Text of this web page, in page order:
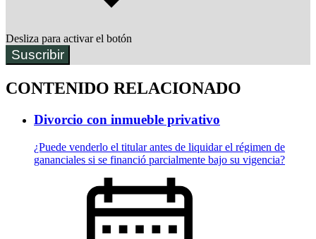
Desliza para activar el botón
Suscribir
CONTENIDO RELACIONADO
Divorcio con inmueble privativo
¿Puede venderlo el titular antes de liquidar el régimen de
gananciales si se financió parcialmente bajo su vigencia?